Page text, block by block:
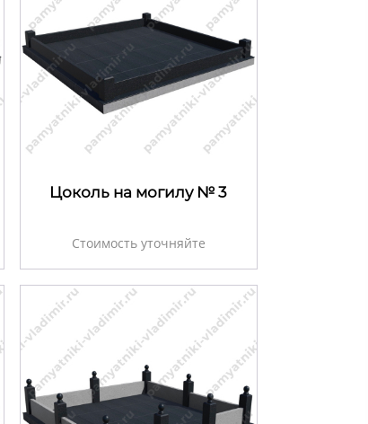
Цоколь на могилу № 3
Стоимость уточняйте